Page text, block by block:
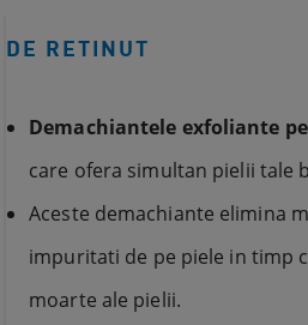
DE RETINUT
Demachiantele exfoliante
care ofera simultan pielii tale
Aceste demachiante elimina
impuritati de pe piele in timp
moarte ale pielii.